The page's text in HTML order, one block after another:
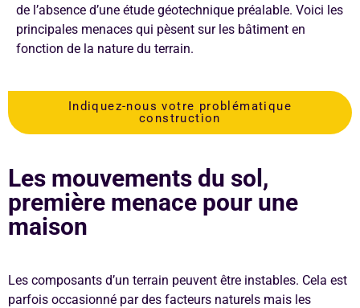
de l’absence d’une étude géotechnique préalable. Voici les
principales menaces qui pèsent sur les bâtiment en
fonction de la nature du terrain.
Indiquez-nous votre problématique
construction
Les mouvements du sol,
première menace pour une
maison
Les composants d’un terrain peuvent être instables. Cela est
parfois occasionné par des facteurs naturels mais les